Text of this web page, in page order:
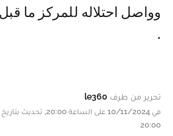
.
تحرير من طرف le360
20:00